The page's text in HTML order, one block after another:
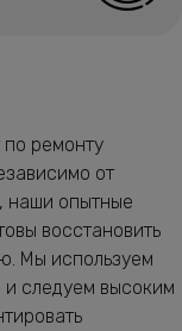
ремонту
от
наши опытные
восстановить
Мы используем
и следуем высоким